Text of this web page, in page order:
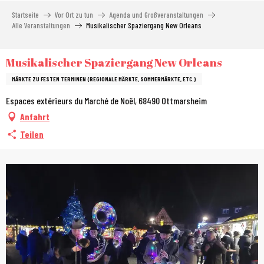
Startseite Vor Ort zu tun
Agenda und Großveranstaltungen
Alle Veranstaltungen
Musikalischer Spaziergang New Orleans
Musikalischer Spaziergang New Orleans
MÄRKTE ZU FESTEN TERMINEN (REGIONALE MÄRKTE, SOMMERMÄRKTE, ETC.)
Espaces extérieurs du Marché de Noël, 68490 Ottmarsheim
Anfahrt
Teilen